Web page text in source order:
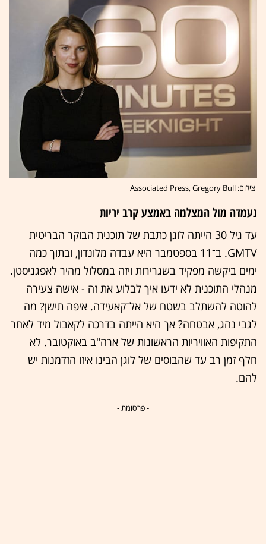
צילום: Associated Press, Gregory Bull
נעמדה מול המצלמה באמצע קרב יריות
עד גיל 30 הייתה לוגן כתבת של תוכנית הבוקר הבריטית
GMTV. ב־11 בספטמבר היא עבדה מלונדון, ובתוך כמה
ימים ביקשה מפקיד בשגרירות ויזה במסלול מהיר לאפגניסטן.
מנהלי התוכנית לא ידעו איך לבלוע את זה - אישה צעירה
להוטה להשתלב בשטח של אל־קאעידה. איפה תישן? מה
לגבי נהג, אבטחה? אך היא הייתה בדרכה לקאבול מיד לאחר
התקיפות האוויריות הראשונות של ארה"ב באוקטובר. לא
חלף זמן רב עד שהבוסים של לוגן הבינו איזו הזדמנות יש
להם.
- פרסומת -